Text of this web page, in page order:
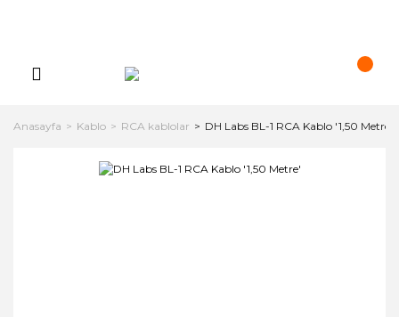
Anasayfa Kablo RCA kablolar DH Labs BL-1 RCA Kablo '1,50 Metre'